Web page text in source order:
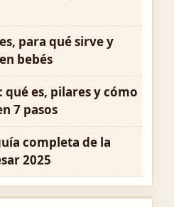
para qué sirve y
bebés
es, pilares y cómo
7 pasos
completa de la
2025